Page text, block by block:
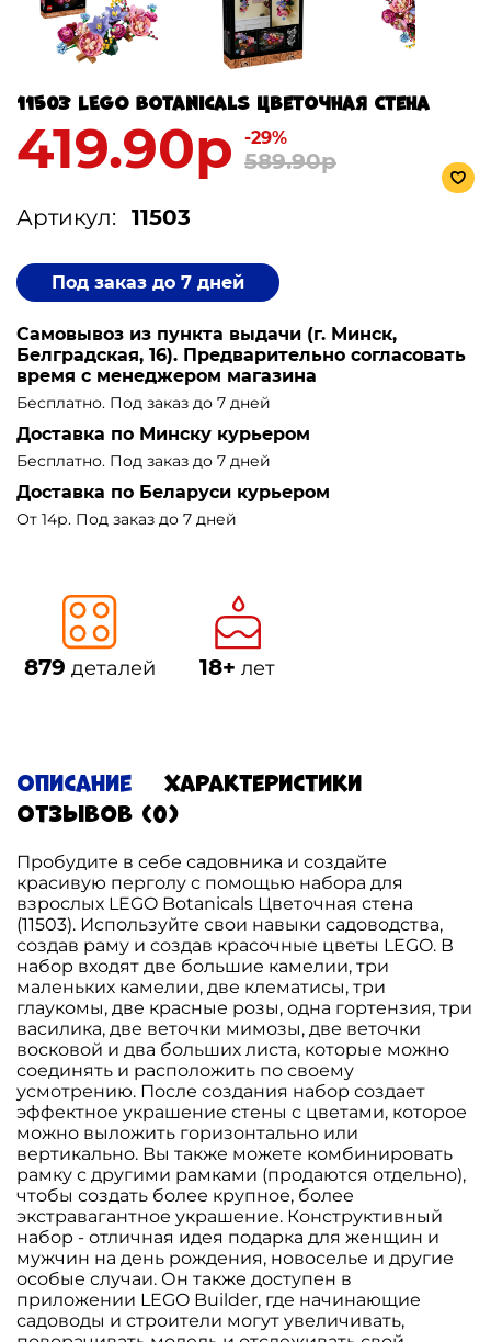
11503 LEGO Botanicals Цветочная Стена
419.90р -29%
589.90р
Артикул: 11503
Под заказ до 7 дней
Самовывоз из пункта выдачи (г. Минск,
Белградская, 16). Предварительно согласовать
время с менеджером магазина
Бесплатно. Под заказ до 7 дней
Доставка по Минску курьером
Бесплатно. Под заказ до 7 дней
Доставка по Беларуси курьером
От 14р. Под заказ до 7 дней
879 деталей 18+ лет
Описание
Характеристики
Отзывов (0)
Пробудите в себе садовника и создайте
красивую перголу с помощью набора для
взрослых LEGO Botanicals Цветочная стена
(11503). Используйте свои навыки садоводства,
создав раму и создав красочные цветы LEGO. В
набор входят две большие камелии, три
маленьких камелии, две клематисы, три
глаукомы, две красные розы, одна гортензия, три
василика, две веточки мимозы, две веточки
восковой и два больших листа, которые можно
соединять и расположить по своему
усмотрению. После создания набор создает
эффектное украшение стены с цветами, которое
можно выложить горизонтально или
вертикально. Вы также можете комбинировать
рамку с другими рамками (продаются отдельно),
чтобы создать более крупное, более
экстравагантное украшение. Конструктивный
набор - отличная идея подарка для женщин и
мужчин на день рождения, новоселье и другие
особые случаи. Он также доступен в
приложении LEGO Builder, где начинающие
садоводы и строители могут увеличивать,